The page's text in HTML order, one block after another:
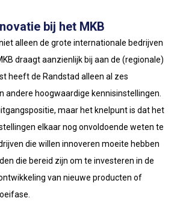
bij het MKB
alleen de grote internationale bedrijven
draagt aanzienlijk bij aan de (regionale)
heeft de Randstad alleen al zes
andere hoogwaardige kennisinstellingen.
maar het knelpunt is dat het
elkaar nog onvoldoende weten te
die willen innoveren moeite hebben
die bereid zijn om te investeren in de
van nieuwe producten of